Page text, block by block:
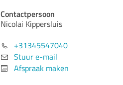
Contactpersoon
Nicolai Kippersluis
+31345547040
Stuur e-mail
Afspraak maken